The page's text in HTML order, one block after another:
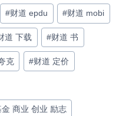
#财道 epdu #财道 mobi
道 下载 #财道 书
克 #财道 定价
商业 创业 励志